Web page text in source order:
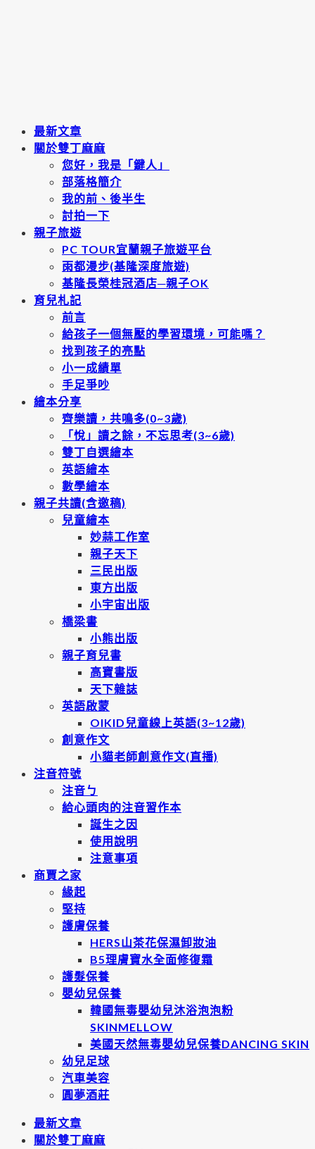
最新文章
關於雙丁麻麻
您好，我是「鍵人」
部落格簡介
我的前、後半生
討拍一下
親子旅遊
PC TOUR宜蘭親子旅遊平台
雨都漫步(基隆深度旅遊)
基隆長榮桂冠酒店─親子OK
育兒札記
前言
給孩子一個無壓的學習環境，可能嗎？
找到孩子的亮點
小一成績單
手足爭吵
繪本分享
齊樂讀，共鳴多(0~3歲)
「悅」讀之餘，不忘思考(3~6歲)
雙丁自選繪本
英語繪本
數學繪本
親子共讀(含邀稿)
兒童繪本
妙蒜工作室
親子天下
三民出版
東方出版
小宇宙出版
橋梁書
小熊出版
親子育兒書
高寶書版
天下雜誌
英語啟蒙
OIKID兒童線上英語(3~12歲)
創意作文
小貓老師創意作文(直播)
注音符號
注音ㄅ
給心頭肉的注音習作本
誕生之因
使用說明
注意事項
商賈之家
緣起
堅持
護膚保養
HERS山茶花保濕卸妝油
B5理膚寶水全面修復霜
護髮保養
嬰幼兒保養
韓國無毒嬰幼兒沐浴泡泡粉
SKINMELLOW
美國天然無毒嬰幼兒保養DANCING SKIN
幼兒足球
汽車美容
圓夢酒莊
最新文章
關於雙丁麻麻